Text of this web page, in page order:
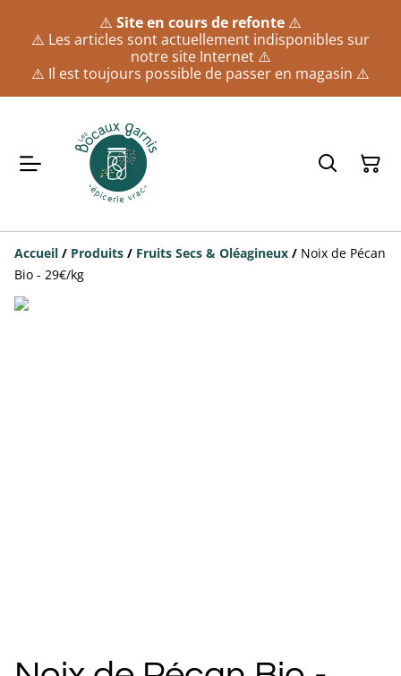
⚠️ Site en cours de refonte ⚠️
⚠️ Les articles sont actuellement indisponibles sur
notre site Internet ⚠️
⚠️ Il est toujours possible de passer en magasin ⚠️
Accueil / Produits / Fruits Secs & Oléagineux / Noix de Pécan
Bio - 29€/kg